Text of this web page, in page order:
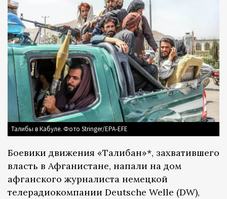
Талибы в Кабуле. Фото Stringer/EPA-EFE
Боевики движения «Талибан»*, захватившего
власть в Афганистане, напали на дом
афганского журналиста немецкой
телерадиокомпании Deutsche Welle (DW),